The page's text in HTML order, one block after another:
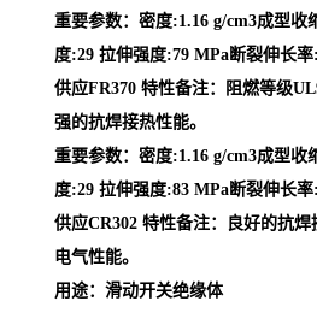
重要参数：密度:1.16 g/cm3成型收
度:29 拉伸强度:79 MPa断裂伸长
供应FR370 特性备注：阻燃等级
强的抗焊接热性能。
重要参数：密度:1.16 g/cm3成型收
度:29 拉伸强度:83 MPa断裂伸长
供应CR302 特性备注：良好的抗
电气性能。
用途：滑动开关绝缘体